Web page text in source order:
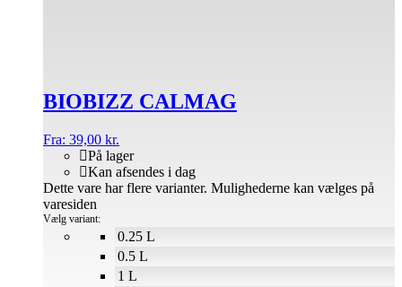
BIOBIZZ CALMAG
Fra: 39,00 kr.
På lager
Kan afsendes i dag
Vælg variant:
Dette vare har flere varianter. Mulighederne kan vælges på
varesiden
0.25 L
0.5 L
1 L